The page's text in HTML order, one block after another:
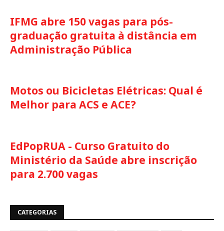
IFMG abre 150 vagas para pós-
graduação gratuita à distância em
Administração Pública
Motos ou Bicicletas Elétricas: Qual é
Melhor para ACS e ACE?
EdPopRUA - Curso Gratuito do
Ministério da Saúde abre inscrição
para 2.700 vagas
CATEGORIAS